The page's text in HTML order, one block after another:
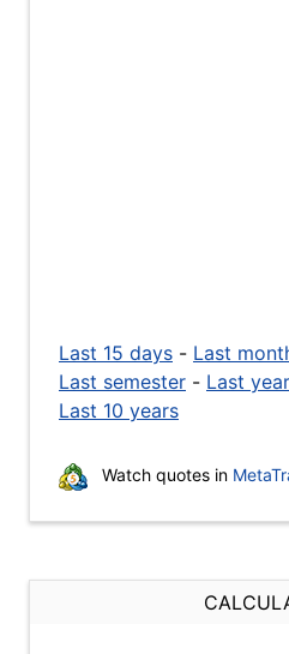
Last 15 days - Last
Last semester - Last year
Last 10 years
Watch quotes in